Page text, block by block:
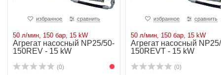
избранное сравнить
50 л/мин, 150 бар, 15 kW
Агрегат насосный NP25/50-
150REV - 15 kW
(0)
избранное сравнить
50 л/мин, 150 бар, 15 kW
Агрегат насосный
150REVT - 15 kW
(0)